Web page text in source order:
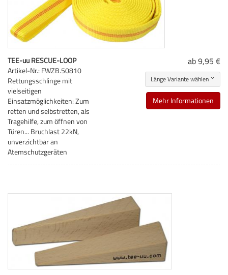
TEE-uu RESCUE-LOOP
Artikel-Nr.: FWZB.50810
Rettungsschlinge mit
vielseitigen
Einsatzmöglichkeiten: Zum
retten und selbstretten, als
Tragehilfe, zum öffnen von
Türen... Bruchlast 22kN,
unverzichtbar an
Atemschutzgeräten
ab 9,95 €
Länge Variante wählen
Mehr Informationen